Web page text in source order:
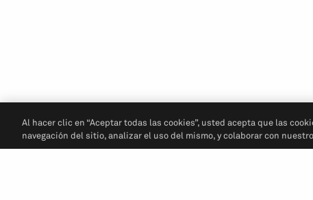
Al hacer clic en “Aceptar todas las cookies”, usted acepta que las
navegación del sitio, analizar el uso del mismo, y colaborar con